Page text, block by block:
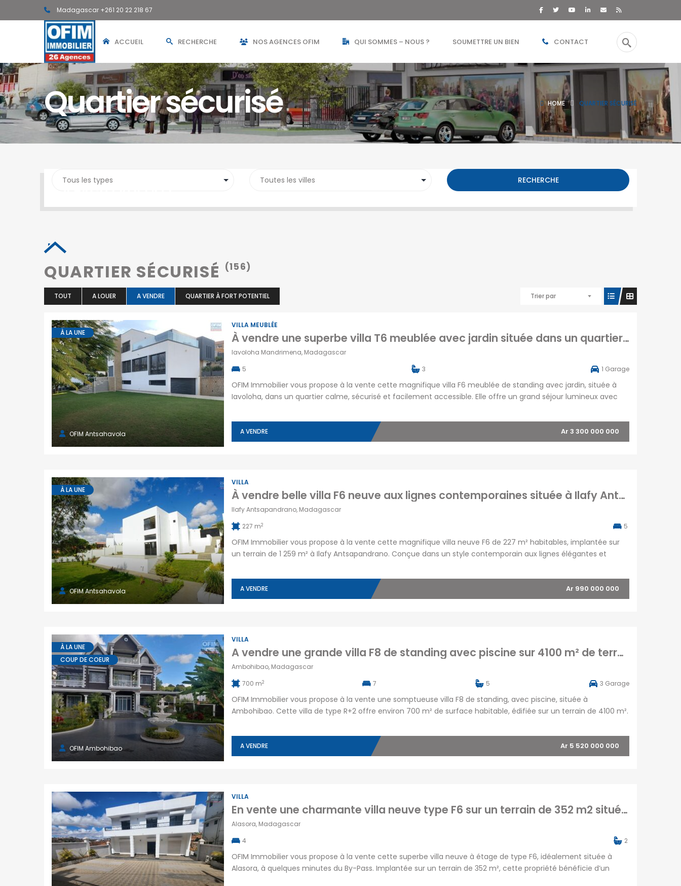
Madagascar +261 20 22 218 67
ACCUEIL RECHERCHE NOS AGENCES OFIM QUI SOMMES – NOUS ? SOUMETTRE UN BIEN CONTACT
Quartier sécurisé HOME QUARTIER SÉCURISÉ
SEARCH PROPERTY
RECHERCHE
QUARTIER SÉCURISÉ (156)
TOUT A LOUER A VENDRE QUARTIER À FORT POTENTIEL Trier par
À LA UNE
OFIM Antsahavola
VILLA MEUBLÉE
À vendre une superbe villa T6 meublée avec jardin située dans un quartier calme à Iavoloha Mandrimena Madagascar
Iavoloha Mandrimena, Madagascar
5
3 1 Garage
OFIM Immobilier vous propose à la vente cette magnifique villa F6 meublée de standing avec jardin, située à
Iavoloha, dans un quartier calme, sécurisé et facilement accessible. Elle offre un grand séjour lumineux avec
salle de sport […]
A VENDRE Ar 3 300 000 000
À LA UNE
OFIM Antsahavola
VILLA
À vendre belle villa F6 neuve aux lignes contemporaines située à Ilafy Antsapandrano, Tananarive
Ilafy Antsapandrano, Madagascar
227 m2 5
OFIM Immobilier vous propose à la vente cette magnifique villa neuve F6 de 227 m² habitables, implantée sur
un terrain de 1 259 m² à Ilafy Antsapandrano. Conçue dans un style contemporain aux lignes élégantes et
familiale ou un […]
A VENDRE Ar 990 000 000
À LA UNE
COUP DE COEUR
OFIM Ambohibao
VILLA
A vendre une grande villa F8 de standing avec piscine sur 4100 m² de terrain à Ambohibao
Ambohibao, Madagascar
700 m2 7 5 3 Garage
OFIM Immobilier vous propose à la vente une somptueuse villa F8 de standing, avec piscine, située à
Ambohibao. Cette villa de type R+2 offre environ 700 m² de surface habitable, édifiée sur un terrain de 4100 m².
A VENDRE Ar 5 520 000 000
VILLA
En vente une charmante villa neuve type F6 sur un terrain de 352 m2 située à Alasora Madagascar
Alasora, Madagascar
4
2
OFIM Immobilier vous propose à la vente cette superbe villa neuve à étage de type F6, idéalement située à
Alasora, à quelques minutes du By-Pass. Implantée sur un terrain de 352 m², cette propriété bénéficie d’un